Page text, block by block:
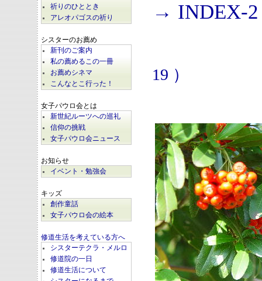
祈りのひととき
アレオパゴスの祈り
シスターのお薦め
新刊のご案内
私の薦めるこの一冊
お薦めシネマ
こんなとこ行った！
女子パウロ会とは
新世紀ルーツへの巡礼
信仰の挑戦
女子パウロ会ニュース
お知らせ
イベント・勉強会
キッズ
創作童話
女子パウロ会の絵本
修道生活を考えている方へ
シスターテクラ・メルロ
修道院の一日
修道生活について
→ INDEX-2
19 ）